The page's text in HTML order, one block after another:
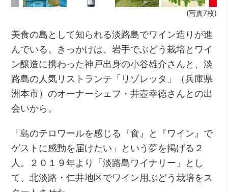
(写真7枚)
美食の島として知られる淡路島でワイン造りが進
んでいる。きっかけは、岩手でぶどう栽培とワイ
ン醸造に携わった神戸出身の小谷雄介さんと、淡
路島の人気リストランテ「リゾレッタ」（兵庫県
洲本市）のオーナーシェフ・井壺幸徳さんとの出
会いから。
「島のテロワールを感じる『食』と『ワイン』で
ゲストに感動を届けたい」という夢を掲げる２
人。２０１９年より「淡路島ワイナリー」とし
て、北淡路・仁井地区でワイン用ぶどう栽培をス